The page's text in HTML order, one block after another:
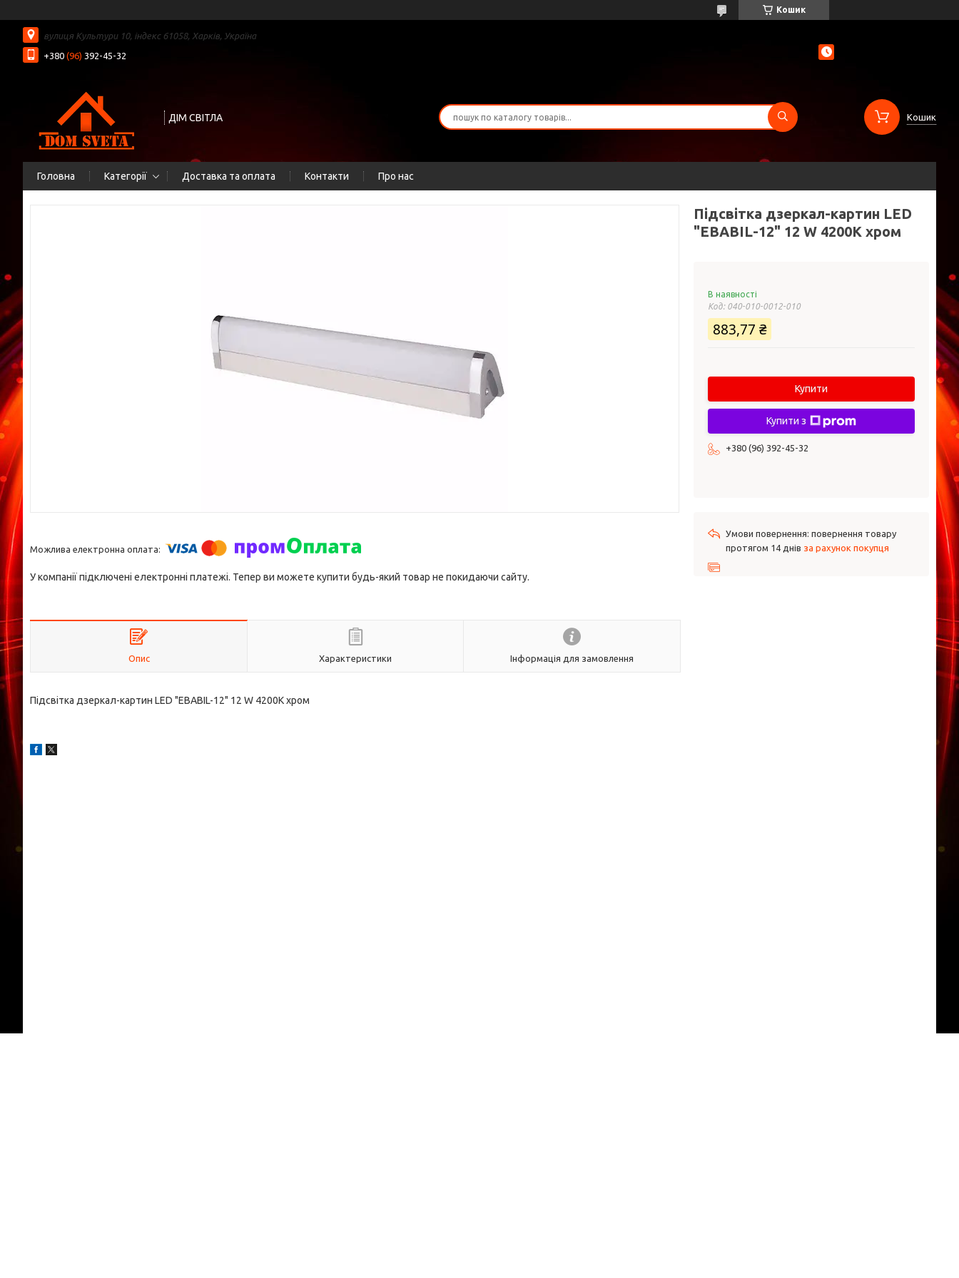
Кошик
вулиця Культури 10, індекс 61058, Харків, Україна
+380 (96) 392-45-32
ДІМ СВІТЛА Кошик
Головна Категорії Доставка та оплата Контакти Про нас
У компанії підключені електронні платежі. Тепер ви можете купити будь-який товар не покидаючи сайту.
Опис Характеристики Інформація для замовлення
Підсвітка дзеркал-картин LED "EBABIL-12" 12 W 4200K хром
Підсвітка дзеркал-картин LED
"EBABIL-12" 12 W 4200K хром
В наявності
Код: 040-010-0012-010
883,77 ₴
Купити
Купити з
+380 (96) 392-45-32
повернення товару
протягом 14 днів за рахунок покупця